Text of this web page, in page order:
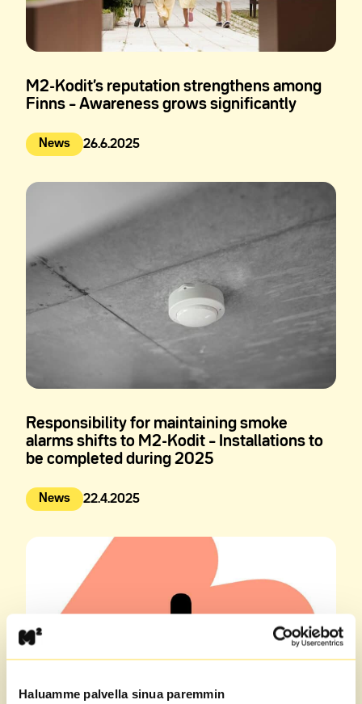
Haluamme palvella sinua paremmin
M2-Kodit’s reputation strengthens among
Finns – Awareness grows significantly
News
Julkaistu: 26.6.2025
Responsibility for maintaining smoke
alarms shifts to M2-Kodit – Installations to
be completed during 2025
News
Julkaistu: 22.4.2025